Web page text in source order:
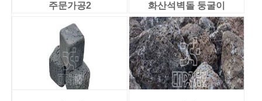
주문가공2 화산석벽돌 둥굴이